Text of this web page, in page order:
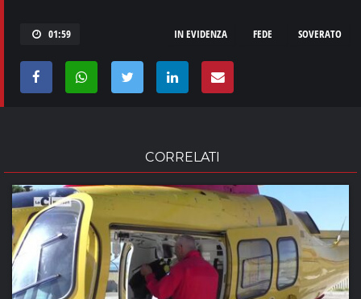
01:59 SOVERATO
FEDE
IN EVIDENZA
CORRELATI